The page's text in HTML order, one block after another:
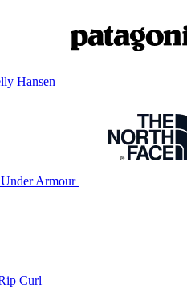
Hansen
Under Armour
Curl